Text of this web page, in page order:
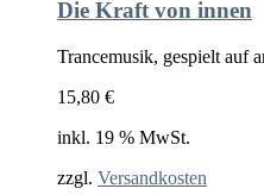
Die Kraft von innen
Trancemusik, gespielt auf
15,80 €
inkl. 19 % MwSt.
zzgl. Versandkosten